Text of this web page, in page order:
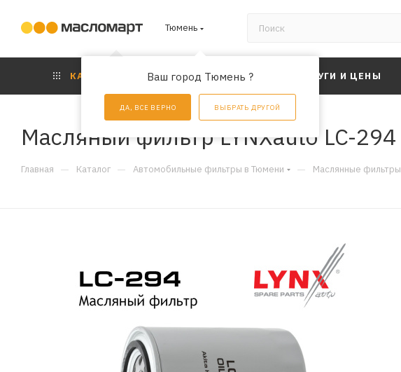
Тюмень
Ваш город Тюмень ?
ДА, ВСЕ ВЕРНО ВЫБРАТЬ ДРУГОЙ
КАТАЛОГ АКЦИИ УСЛУГИ И ЦЕНЫ
Масляный фильтр LYNXauto LC-294
Главная — Каталог — Автомобильные фильтры в Тюмени — Маслянные фильтры